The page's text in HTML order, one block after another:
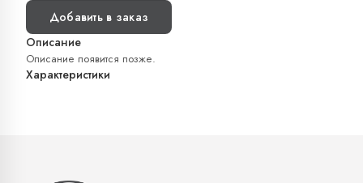
Добавить в заказ
Описание
Описание появится позже.
Характеристики